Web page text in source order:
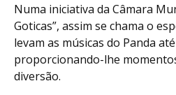
Numa iniciativa da Câmara
Goticas”, assim se chama o
levam as músicas do Panda
proporcionando-lhe
diversão.